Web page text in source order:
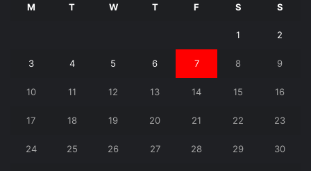
M T W T F S S
1 2
3 4 5 6 7 8 9
10 11 12 13 14 15 16
17 18 19 20 21 22 23
24 25 26 27 28 29 30